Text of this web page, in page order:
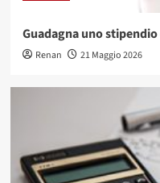
Guadagna uno
Renan 21 Maggio 2026